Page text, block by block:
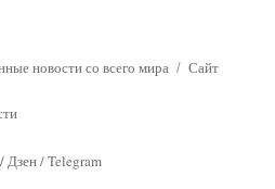
новости со всего мира
Сайт
/Дзен/Telegram